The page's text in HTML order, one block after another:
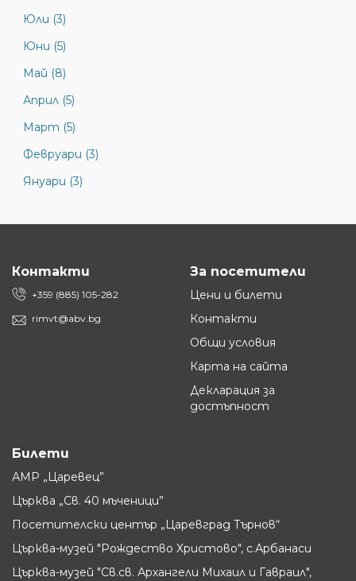
Юли (3)
Юни (5)
Май (8)
Април (5)
Март (5)
Февруари (3)
Януари (3)
Контакти
+359 (885) 105-282
rimvt@abv.bg
За посетители
Цени и билети
Контакти
Общи условия
Карта на сайта
Декларация за
достъпност
Билети
АМР „Царевец”
Църква „Св. 40 мъченици”
Посетителски център „Царевград Търнов“
Църква-музей "Рождество Христово", с.Арбанаси
Църква-музей "Св.св. Архангели Михаил и Гавраил",